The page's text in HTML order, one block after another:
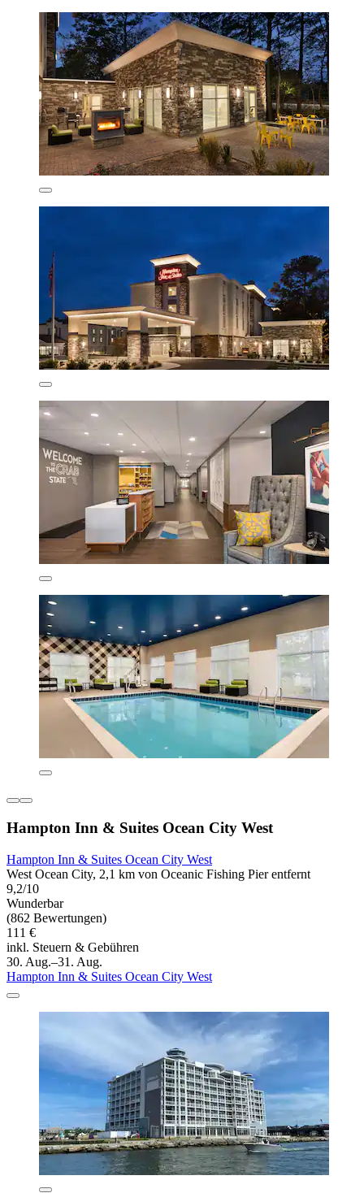
Hampton Inn & Suites Ocean City West
Hampton Inn & Suites Ocean City West
West Ocean City, 2,1 km von Oceanic Fishing Pier entfernt
9,2/10
Wunderbar
(862 Bewertungen)
111 €
inkl. Steuern & Gebühren
30. Aug.–31. Aug.
Hampton Inn & Suites Ocean City West